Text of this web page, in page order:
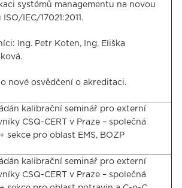
systémů managementu na novou
IEC/17021:2011.
Ing. Petr Koten, Ing. Eliška
nové osvědčení o akreditaci.
kalibrační seminář pro externí
CSQ-CERT v Praze – společná
sekce pro oblast EMS, BOZP
kalibrační seminář pro externí
CSQ-CERT v Praze – společná